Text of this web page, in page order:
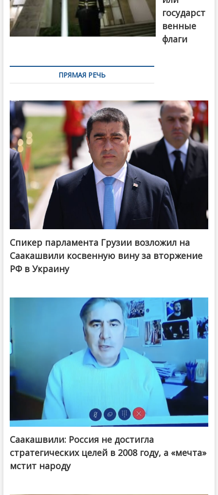
государст
венные
флаги
ПРЯМАЯ РЕЧЬ
Спикер парламента Грузии возложил на
Саакашвили косвенную вину за вторжение
РФ в Украину
Саакашвили: Россия не достигла
стратегических целей в 2008 году, а «мечта»
мстит народу